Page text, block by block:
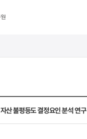
자산 불평등도 결정요인 분석 연구​